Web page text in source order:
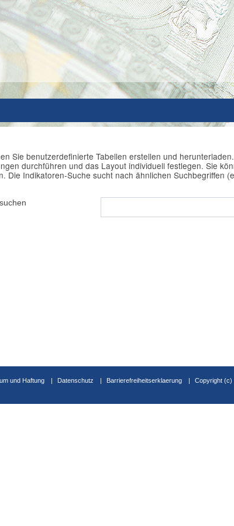
Sie benutzerdefinierte Tabellen erstellen und
durchführen und das Layout individuell festlegen. Sie
Die Indikatoren-Suche sucht nach ähnlichen Suchbegriffen
und Haftung Datenschutz Barrierefreiheitserklaerung Copyright (c)